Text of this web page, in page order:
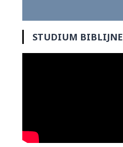
STUDIUM BIBLIJNE